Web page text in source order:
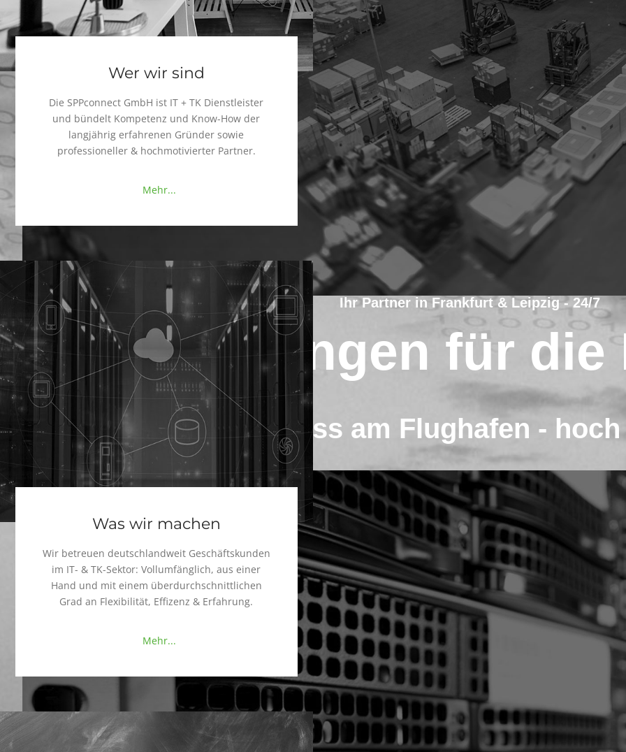
Ihr Partner in Frankfurt & Leipzig - 24/7
IT Lösungen für
Ihr Business am Flughafen -
Wer wir sind
Die SPPconnect GmbH ist IT + TK Dienstleister
und bündelt Kompetenz und Know-How der
langjährig erfahrenen Gründer sowie
professioneller & hochmotivierter Partner.
Mehr...
Was wir machen
Wir betreuen deutschlandweit Geschäftskunden
im IT- & TK-Sektor: Vollumfänglich, aus einer
Hand und mit einem überdurchschnittlichen
Grad an Flexibilität, Effizenz & Erfahrung.
Mehr...